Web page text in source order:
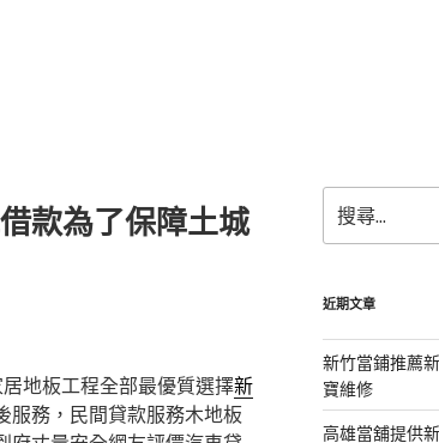
款為了保障土城
地板工程全部最優質選擇新
服務，民間貸款服務木地板
尋
關
字:
近期文章
新竹當鋪推薦
寶維修
高雄當舖提供